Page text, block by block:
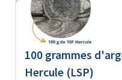
100 grammes
Hercule (LSP)